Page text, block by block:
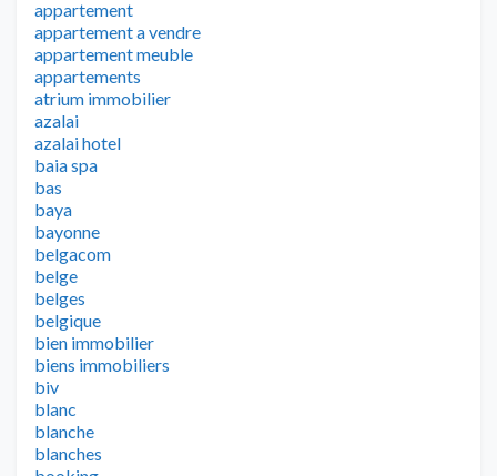
appartement
appartement a vendre
appartement meuble
appartements
atrium immobilier
azalai
azalai hotel
baia spa
bas
baya
bayonne
belgacom
belge
belges
belgique
bien immobilier
biens immobiliers
biv
blanc
blanche
blanches